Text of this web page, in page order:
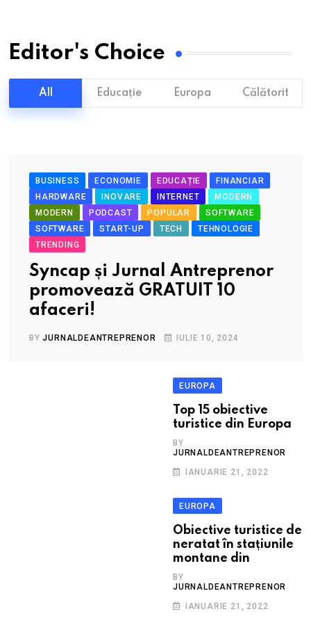
Editor's Choice
All Educație Europa Călătorit
BUSINESS ECONOMIE EDUCAȚIE
FINANCIAR
HARDWARE
INOVARE INTERNET
MODERN
MODERN
PODCAST POPULAR
SOFTWARE
SOFTWARE
START-UP TECH
TEHNOLOGIE
TRENDING
Syncap și Jurnal Antreprenor
promovează GRATUIT 10
afaceri!
BYJURNALDEANTREPRENOR IULIE 10, 2024
EUROPA
Top 15 obiective
turistice din Europa
BY
JURNALDEANTREPRENOR
IANUARIE 21, 2022
EUROPA
Obiective turistice de
neratat în stațiunile
montane din
BY
JURNALDEANTREPRENOR
IANUARIE 21, 2022